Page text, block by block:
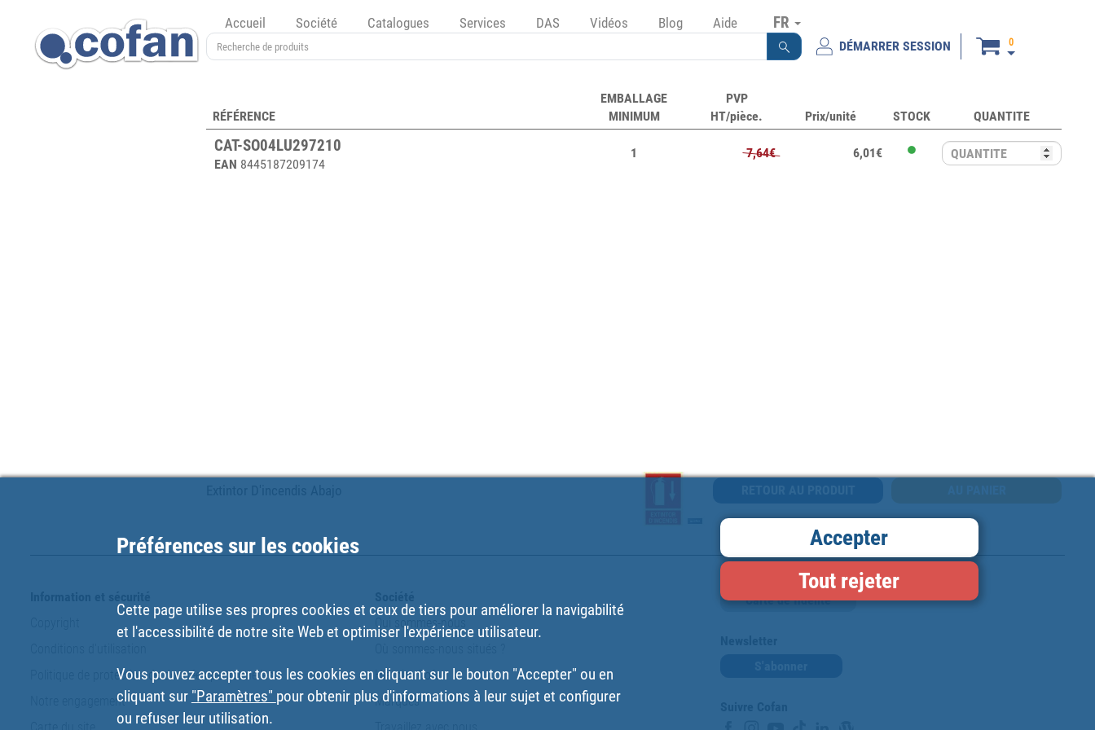
FR
Accueil Société Catalogues Services DAS Vidéos Blog Aide
DÉMARRER SESSION 0
RÉFÉRENCE
EMBALLAGE
MINIMUM
PVP
HT/pièce.
Prix/unité STOCK QUANTITE
CAT-SO04LU297210
EAN 8445187209174
1 7,64€ 6,01€
Politique de protection de données personnelles
Notre engagement
Qui sommes-nous
Histoire Cofan
Marques
Carte de fidélité
Préférences sur les cookies
Cette page utilise ses propres cookies et ceux de tiers pour améliorer la navigabilité
et l'accessibilité de notre site Web et optimiser l'expérience utilisateur.
Vous pouvez accepter tous les cookies en cliquant sur le bouton "Accepter" ou en
cliquant sur "Paramètres" pour obtenir plus d'informations à leur sujet et configurer
ou refuser leur utilisation.
Accepter
Tout rejeter